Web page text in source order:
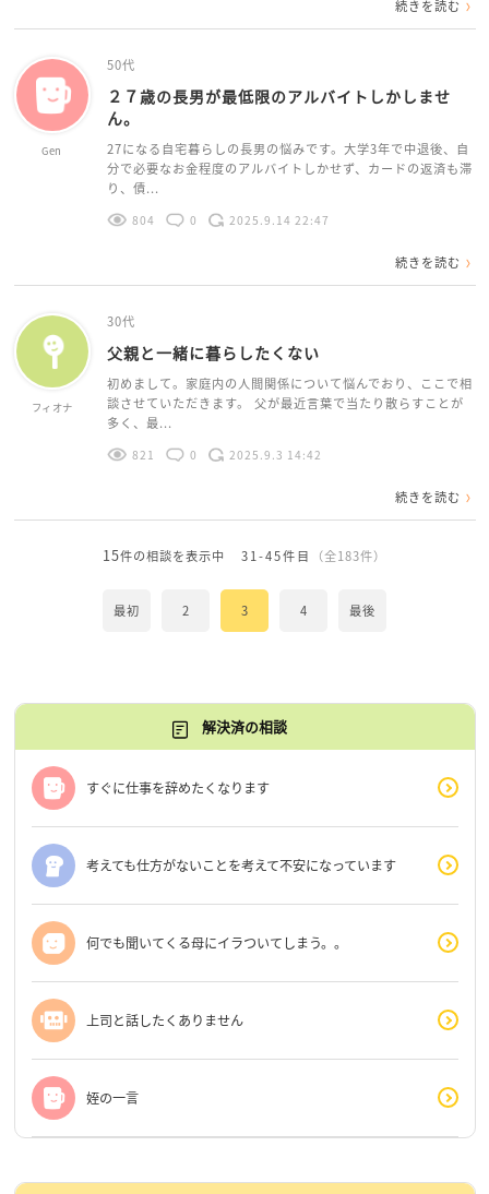
続きを読む
Gen
50代
２７歳の長男が最低限のアルバイトしかしませ
ん。
27になる自宅暮らしの長男の悩みです。大学3年で中退後、自
分で必要なお金程度のアルバイトしかせず、カードの返済も滞
り、債...
804 0 2025.9.14 22:47
続きを読む
フィオナ
30代
父親と一緒に暮らしたくない
初めまして。家庭内の人間関係について悩んでおり、ここで相
談させていただきます。 父が最近言葉で当たり散らすことが
多く、最...
821 0 2025.9.3 14:42
続きを読む
15件の相談を表示中 31-45件目 （全183件）
最初 2 3 4 最後
解決済の相談
すぐに仕事を辞めたくなります
考えても仕方がないことを考えて不安になっています
何でも聞いてくる母にイラついてしまう。。
上司と話したくありません
姪の一言